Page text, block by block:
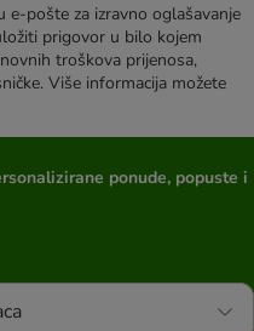
pošte za izravno oglašavanje
prigovor u bilo kojem
troškova prijenosa,
Više informacija možete
ponude, popuste i